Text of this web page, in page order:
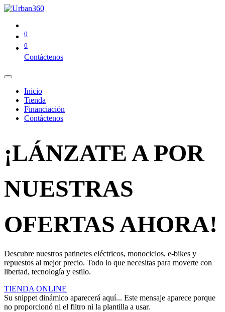
0
0
Contáctenos
Inicio
Tienda
Financiación
Contáctenos
¡LÁNZATE A POR
NUESTRAS
OFERTAS AHORA!
Descubre nuestros patinetes eléctricos, monociclos, e-bikes y
repuestos al mejor precio. Todo lo que necesitas para moverte con
libertad, tecnología y estilo.
TIENDA ONLINE
Su snippet dinámico aparecerá aquí... Este mensaje aparece porque
no proporcionó ni el filtro ni la plantilla a usar.